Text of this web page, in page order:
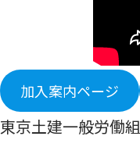
加入案内ページ
東京土建一般労働